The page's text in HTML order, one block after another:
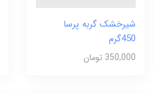
شیرخشک گربه پرسا
450گرم
350,000 تومان